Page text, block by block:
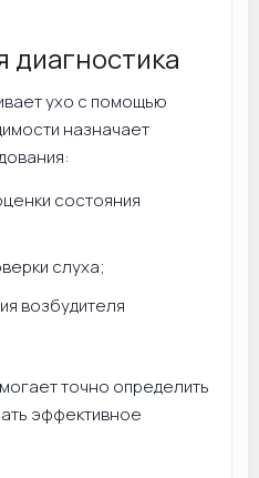
диагностика
ухо с помощью
назначает
состояния
слуха;
возбудителя
точно определить
эффективное